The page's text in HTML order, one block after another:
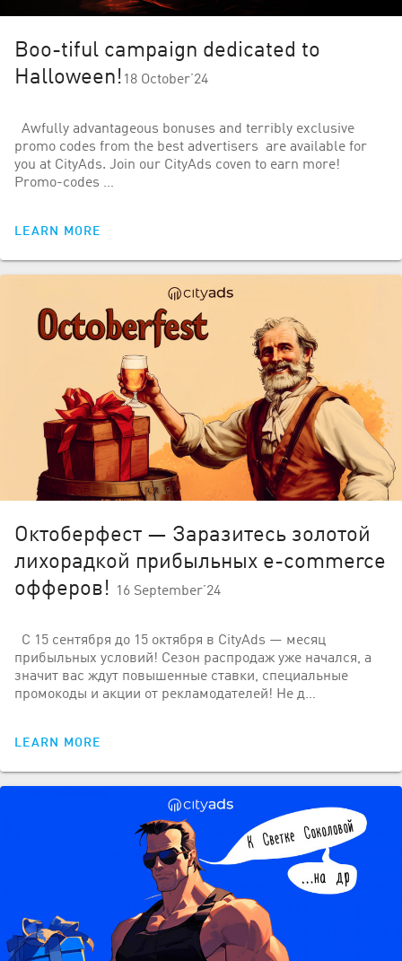
Вoo-tiful campaign dedicated to
Halloween! 18 October’24
Awfully advantageous bonuses and terribly exclusive
promo codes from the best advertisers are available for
you at CityAds. Join our CityAds coven to earn more!
Promo-codes …
LEARN MORE
Октоберфест — Заразитесь золотой
лихорадкой прибыльных e-commerce
офферов!
16 September’24
С 15 сентября до 15 октября в CityAds — месяц
прибыльных условий! Сезон распродаж уже начался, а
значит вас ждут повышенные ставки, специальные
промокоды и акции от рекламодателей! Не д…
LEARN MORE